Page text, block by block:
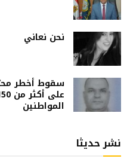
نحن نعاني
سقوط أخطر
المواطنين
نشر حديثا